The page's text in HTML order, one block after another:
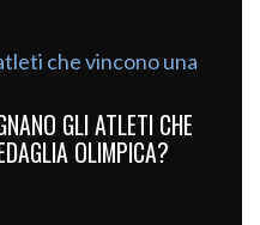
GLI ATLETI CHE
OLIMPICA?